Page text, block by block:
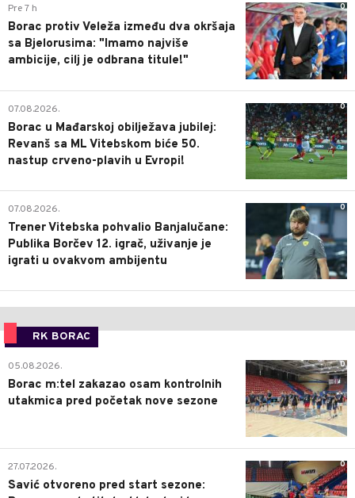
0
Pre 7 h
Borac protiv Veleža između dva okršaja
sa Bjelorusima: "Imamo najviše
ambicije, cilj je odbrana titule!"
0
07.08.2026.
Borac u Mađarskoj obilježava jubilej:
Revanš sa ML Vitebskom biće 50.
nastup crveno-plavih u Evropi!
0
07.08.2026.
Trener Vitebska pohvalio Banjalučane:
Publika Borčev 12. igrač, uživanje je
igrati u ovakvom ambijentu
RK BORAC
0
05.08.2026.
Borac m:tel zakazao osam kontrolnih
utakmica pred početak nove sezone
0
27.07.2026.
Savić otvoreno pred start sezone: